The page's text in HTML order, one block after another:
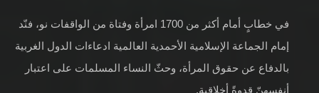
في خطابٍ أمام أكثر من 1700 امرأة وفتاة من الواقفات نو، فنّد
إمام الجماعة الإسلامية الأحمدية العالمية ادعاءات الدول الغربية
بالدفاع عن حقوق المرأة، وحثّ النساء المسلمات على اعتبار
أنفسهنّ قدوةً أخلاقية.